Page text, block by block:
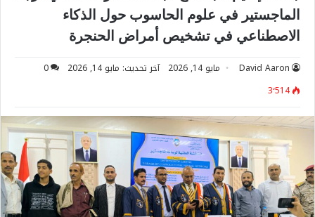
الماجستير في علوم الحاسوب حول الذكاء
الاصطناعي في تشخيص أمراض الحنجرة
David Aaron مايو 14, 2026 آخر تحديث: مايو 14, 2026
0
3٬514